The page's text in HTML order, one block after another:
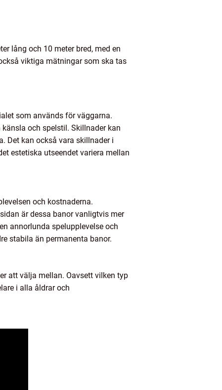
lång och 10 meter bred, med en
viktiga mätningar som ska tas
som används för väggarna.
och spelstil. Skillnader kan
Det kan också vara skillnader i
estetiska utseendet variera mellan
och kostnaderna.
är dessa banor vanligtvis mer
annorlunda spelupplevelse och
stabila än permanenta banor.
att välja mellan. Oavsett vilken typ
i alla åldrar och